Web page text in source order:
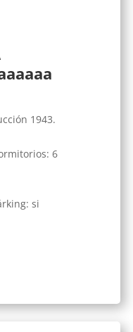
1943.
: 6
: si